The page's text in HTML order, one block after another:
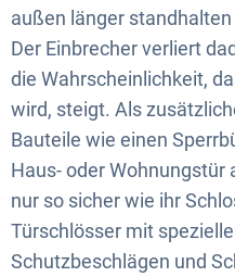
außen länger
Der Einbrecher verliert
die Wahrscheinlichkeit,
wird, steigt. Als
Bauteile wie einen
Haus- oder Wohnungstür
nur so sicher wie ihr
Türschlösser mit
Schutzbeschlägen und